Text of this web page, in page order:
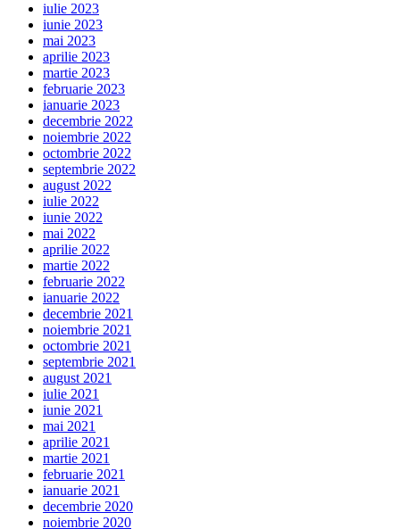
iulie 2023
iunie 2023
mai 2023
aprilie 2023
martie 2023
februarie 2023
ianuarie 2023
decembrie 2022
noiembrie 2022
octombrie 2022
septembrie 2022
august 2022
iulie 2022
iunie 2022
mai 2022
aprilie 2022
martie 2022
februarie 2022
ianuarie 2022
decembrie 2021
noiembrie 2021
octombrie 2021
septembrie 2021
august 2021
iulie 2021
iunie 2021
mai 2021
aprilie 2021
martie 2021
februarie 2021
ianuarie 2021
decembrie 2020
noiembrie 2020